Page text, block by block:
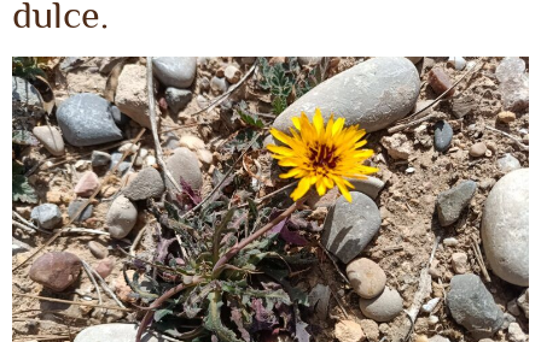
dulce.